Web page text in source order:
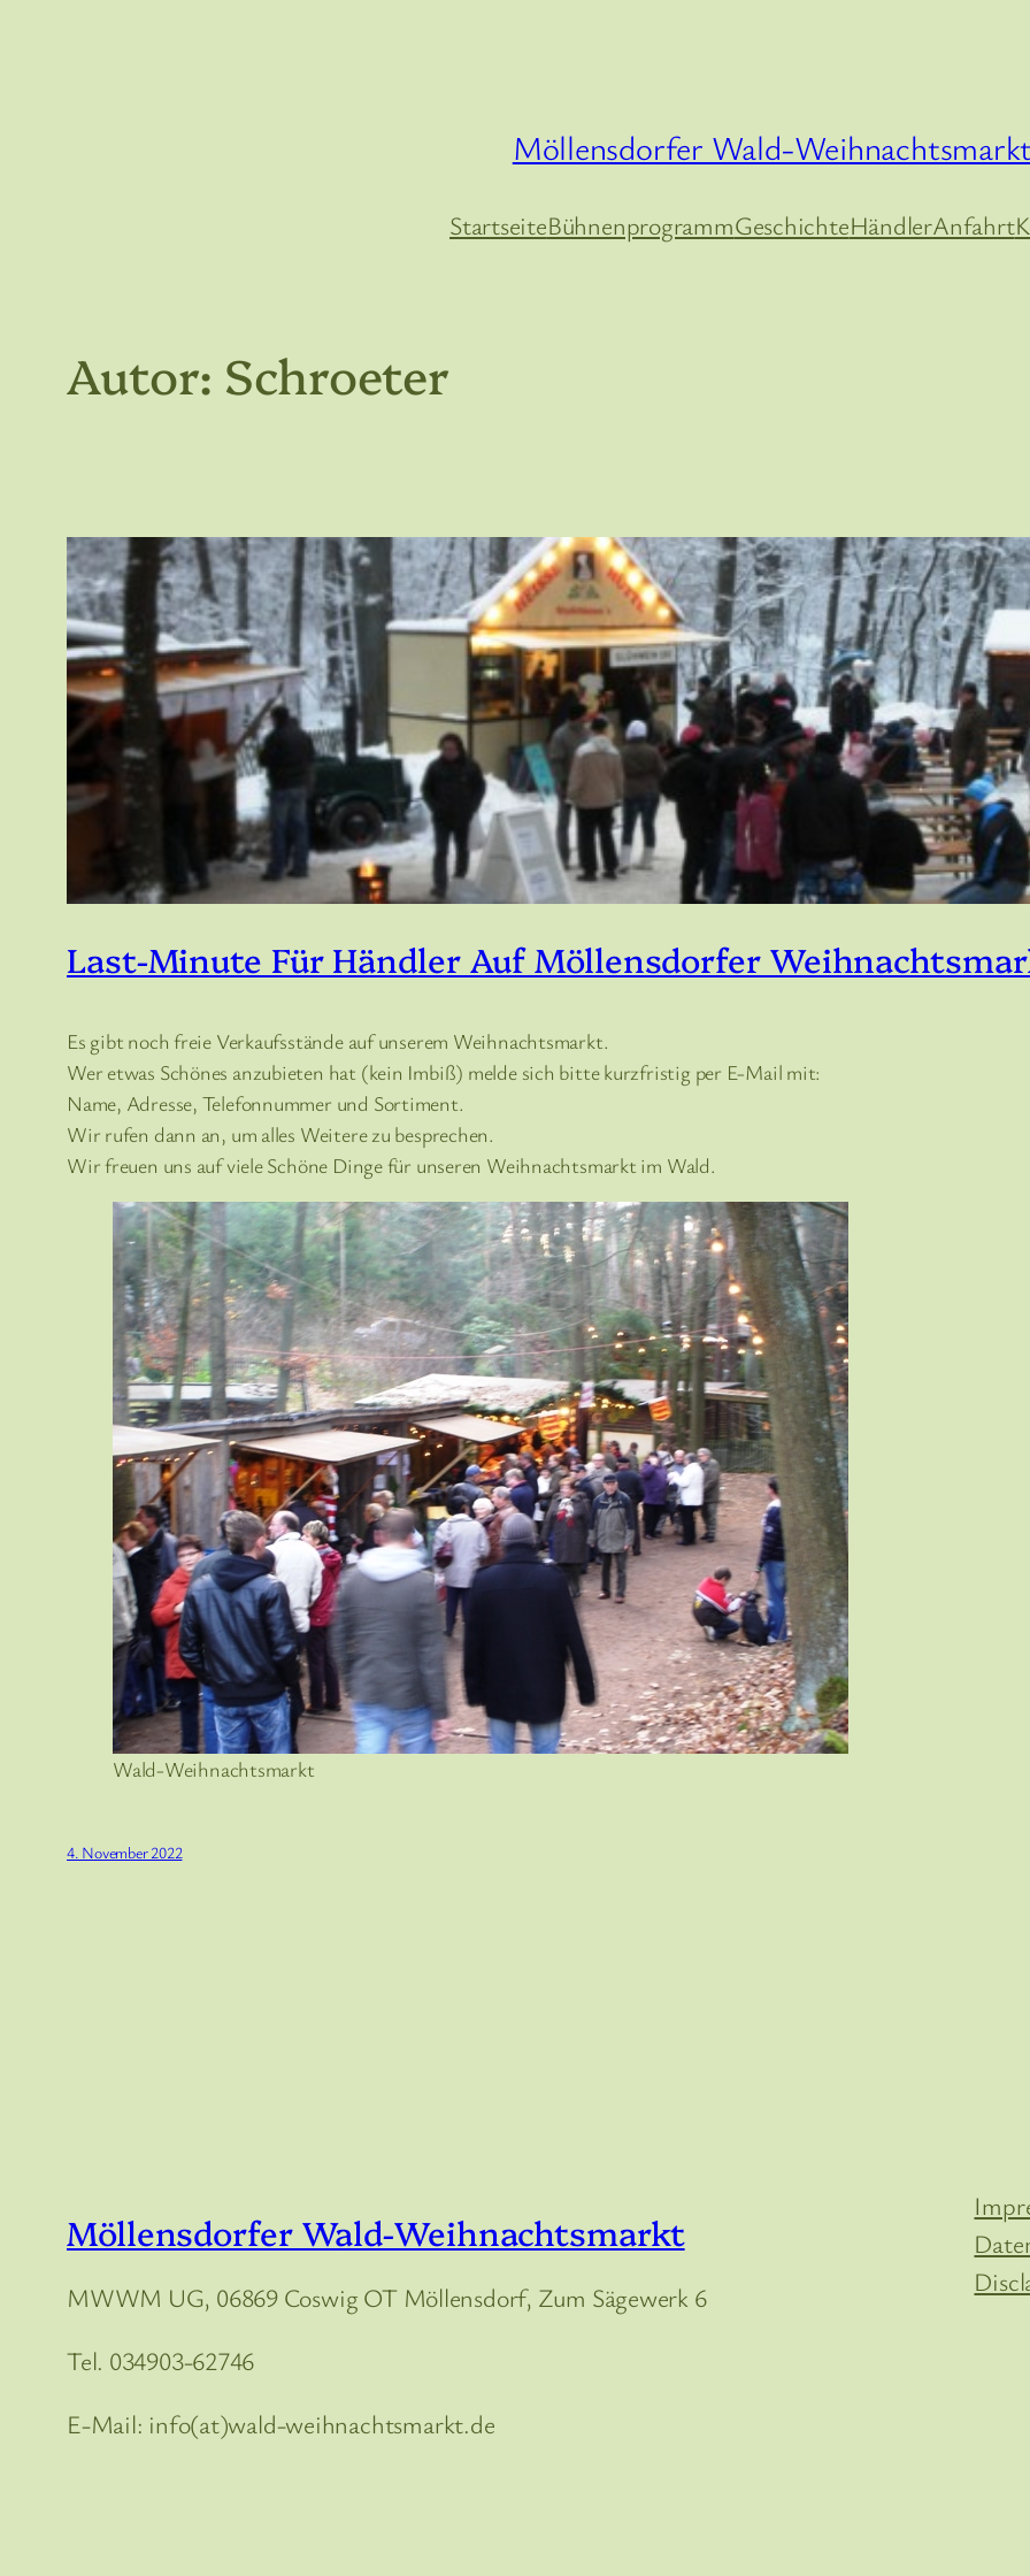
Möllensdorfer Wald-
StartseiteBühnenprogrammGeschichteHändlerAnfahrt
Autor: Schroeter
Last-Minute Für Händler Auf Möllensdorfer
Es gibt noch freie Verkaufsstände auf unserem Weihnachtsmarkt.
Wer etwas Schönes anzubieten hat (kein Imbiß) melde sich bitte kurzfristig per E-Mail mit:
Name, Adresse, Telefonnummer und Sortiment.
Wir rufen dann an, um alles Weitere zu besprechen.
Wir freuen uns auf viele Schöne Dinge für unseren Weihnachtsmarkt im Wald.
Wald-Weihnachtsmarkt
4. November 2022
Möllensdorfer Wald-Weihnachtsmarkt
MWWM UG, 06869 Coswig OT Möllensdorf, Zum Sägewerk 6
Tel. 034903-62746
E-Mail: info(at)wald-weihnachtsmarkt.de